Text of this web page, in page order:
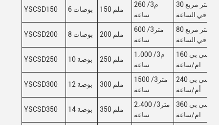
YSCSD150 6 بوصات 150 ملم
260 م3/
ساعة
30 متر مربع
في الساعة
YSCSD200 8 بوصات 200 ملم
600 متر3/
ساعة
80 متر مربع
في الساعة
YSCSD250 10 بوصة 250 ملم
1،000 م3/
ساعة
160 سي بي
ام/ساعة
YSCSD300 12 بوصة 300 ملم
1500 متر3/
ساعة
240 سي بي
أم/ساعة
YSCSD350 14 بوصة 350 ملم
2،400 متر3/
ساعة
360 سي بي
ام/ساعة